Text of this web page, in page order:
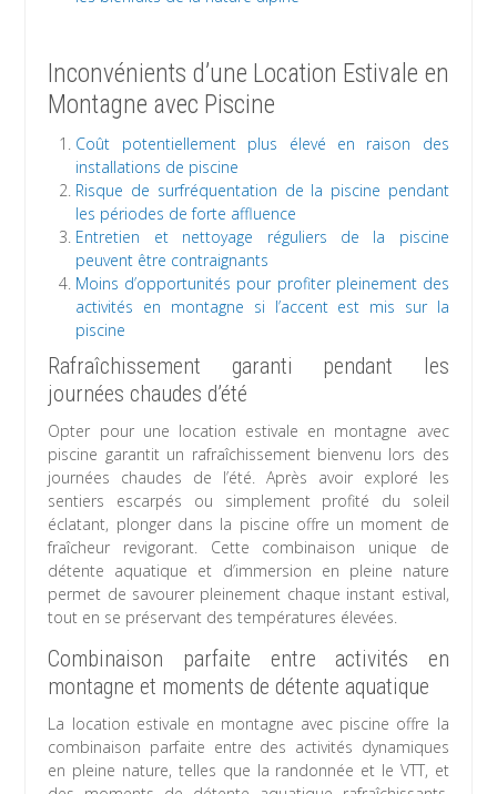
Inconvénients d’une Location Estivale en
Montagne avec Piscine
Coût potentiellement plus élevé en raison des
installations de piscine
Risque de surfréquentation de la piscine pendant
les périodes de forte affluence
Entretien et nettoyage réguliers de la piscine
peuvent être contraignants
Moins d’opportunités pour profiter pleinement des
activités en montagne si l’accent est mis sur la
piscine
Rafraîchissement garanti pendant les
journées chaudes d’été
Opter pour une location estivale en montagne avec
piscine garantit un rafraîchissement bienvenu lors des
journées chaudes de l’été. Après avoir exploré les
sentiers escarpés ou simplement profité du soleil
éclatant, plonger dans la piscine offre un moment de
fraîcheur revigorant. Cette combinaison unique de
détente aquatique et d’immersion en pleine nature
permet de savourer pleinement chaque instant estival,
tout en se préservant des températures élevées.
Combinaison parfaite entre activités en
montagne et moments de détente aquatique
La location estivale en montagne avec piscine offre la
combinaison parfaite entre des activités dynamiques
en pleine nature, telles que la randonnée et le VTT, et